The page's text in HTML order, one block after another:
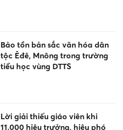
Bảo tồn bản sắc văn hóa dân
tộc Êđê, Mnông trong trường
tiểu học vùng DTTS
Lời giải thiếu giáo viên khi
11.000 hiệu trưởng, hiệu phó